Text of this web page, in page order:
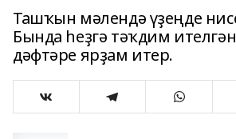
Ташҡын мәлендә үҙеңде
Бында һеҙгә тәҡдим
дәфтәре ярҙам итер.